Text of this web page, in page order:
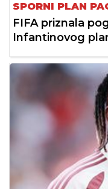
SPORNI PLAN
FIFA priznala
Infantinovog